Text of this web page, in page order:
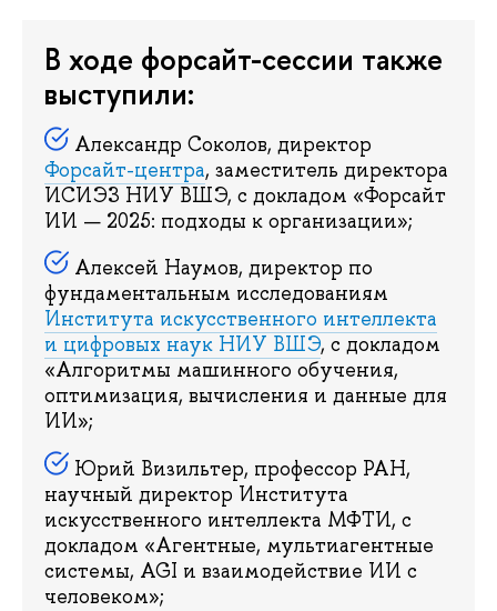
В ходе форсайт-сессии также
выступили:
Александр Соколов, директор
Форсайт-центра, заместитель директора
ИСИЭЗ НИУ ВШЭ, с докладом «Форсайт
ИИ — 2025: подходы к организации»;
Алексей Наумов, директор по
фундаментальным исследованиям
Института искусственного интеллекта
и цифровых наук НИУ ВШЭ, с докладом
«Алгоритмы машинного обучения,
оптимизация, вычисления и данные для
ИИ»;
Юрий Визильтер, профессор РАН,
научный директор Института
искусственного интеллекта МФТИ, с
докладом «Агентные, мультиагентные
системы, AGI и взаимодействие ИИ с
человеком»;